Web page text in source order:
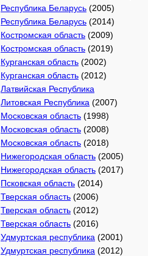
Республика Беларусь (2005)
Республика Беларусь (2014)
Костромская область (2009)
Костромская область (2019)
Курганская область (2002)
Курганская область (2012)
Латвийская Республика
Литовская Республика (2007)
Московская область (1998)
Московская область (2008)
Московская область (2018)
Нижегородская область (2005)
Нижегородская область (2017)
Псковская область (2014)
Тверская область (2006)
Тверская область (2012)
Тверская область (2016)
Удмуртская республика (2001)
Удмуртская республика (2012)